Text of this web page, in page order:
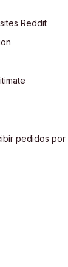
Reddit
pedidos